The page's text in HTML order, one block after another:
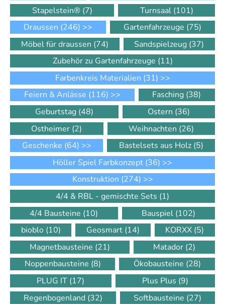
Stapelstein® (7) Turnsaal (101)
Draussen (246) >> Gartenfahrzeuge (75)
Möbel für draussen (74) Sandspielzeug (37)
Zubehör zu Gartenfahrzeuge (11)
Farbenkreis Materialien (31) >>
Feiern & Anlässe (116) >> Fasching (38)
Geburtstag (48) Ostern (36)
Ostheimer (2) Weihnachten (26)
Geschenke (64) >> Bastelsets aus Holz (5)
Höller Spiel Farbkonzept (36) >>
Konstruktion (274) >>
4/4 & RBL - gemischte Sets (1)
4/4 Bausteine (10) Bauspiel (102)
bioblo (10) Geosmart (14) KORXX (5)
Magnetbausteine (21) Matador (2)
Noppenbausteine (8) Ökobausteine (28)
PLUG IT (17) Plus Plus (9)
Regenbogenland (32) Softbausteine (27)